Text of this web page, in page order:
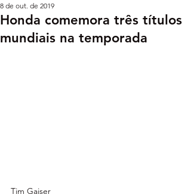
Honda comemora três títulos
mundiais na temporada
8 de out. de 2019
Tim Gajser